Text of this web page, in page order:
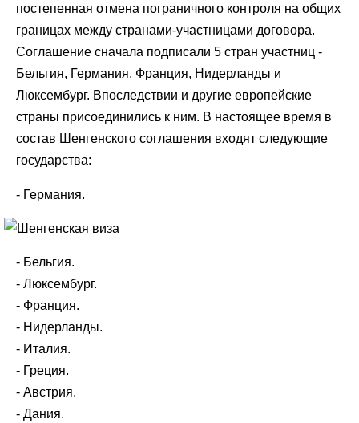
постепенная отмена пограничного контроля на общих
границах между странами-участницами договора.
Соглашение сначала подписали 5 стран участниц -
Бельгия, Германия, Франция, Нидерланды и
Люксембург. Впоследствии и другие европейские
страны присоединились к ним. В настоящее время в
состав Шенгенского соглашения входят следующие
государства:
- Германия.
- Бельгия.
- Люксембург.
- Франция.
- Нидерланды.
- Италия.
- Греция.
- Австрия.
- Дания.